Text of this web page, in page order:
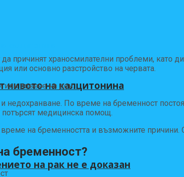
нивото на калцитонина
на рак не е доказан
причинят храносмилателни проблеми, като
или основно разстройство на червата.
или повече на ден.
недохранване. По време на бременност
медицинска помощ.
на бременността и възможните
бременност?